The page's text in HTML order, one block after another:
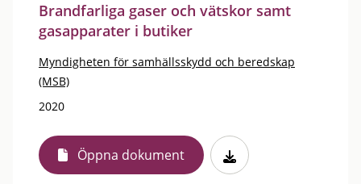
Brandfarliga gaser och vätskor samt
gasapparater i butiker
Myndigheten för samhällsskydd och beredskap
(MSB)
2020
Öppna dokument